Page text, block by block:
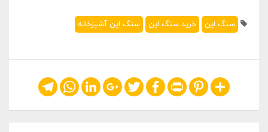
سنگ اپن خرید سنگ اپن سنگ اپن آشپزخانه
Share
Pinterest
Print
Facebook
Twitter
Google+
LinkedIn
WhatsApp
Telegram